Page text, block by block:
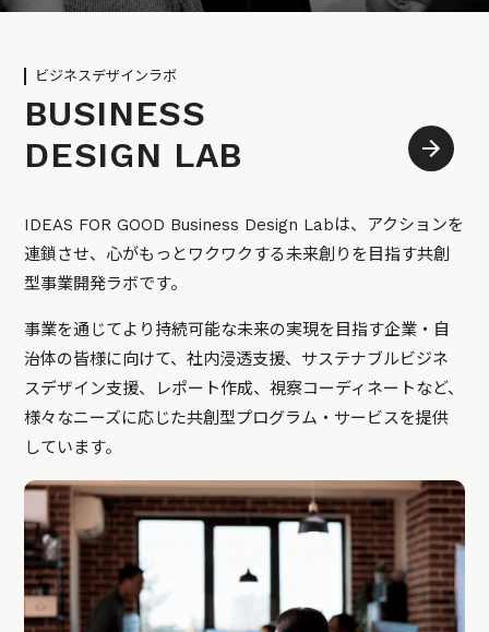
ビジネスデザインラボ
BUSINESS
DESIGN LAB
IDEAS FOR GOOD Business Design Labは、アクションを
連鎖させ、心がもっとワクワクする未来創りを目指す共創
型事業開発ラボです。
事業を通じてより持続可能な未来の実現を目指す企業・自
治体の皆様に向けて、社内浸透支援、サステナブルビジネ
スデザイン支援、レポート作成、視察コーディネートなど、
様々なニーズに応じた共創型プログラム・サービスを提供
しています。